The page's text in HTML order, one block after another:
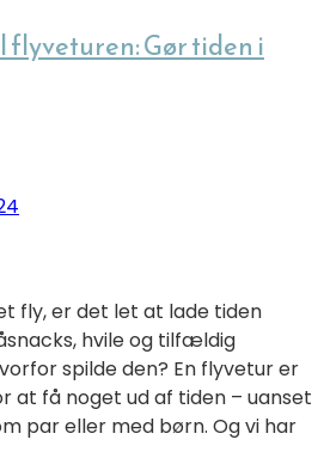
Gør tiden i
fly, er det let at lade tiden
hvile og tilfældig
spilde den? En flyvetur er
at få noget ud af tiden – uanset
par eller med børn. Og vi har